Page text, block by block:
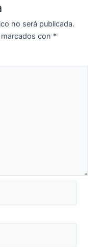
no será publicada.
con *